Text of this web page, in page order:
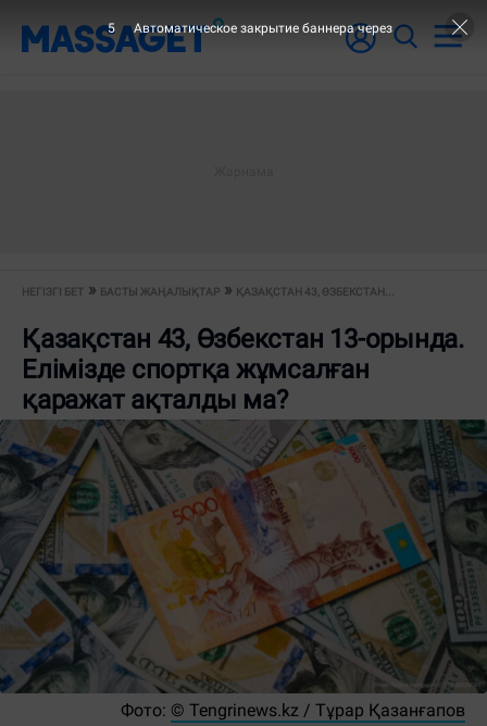
НЕГІЗГІ БЕТ БАСТЫ ЖАҢАЛЫҚТАР ҚАЗАҚСТАН 43, ӨЗБЕКСТАН...
Қазақстан 43, Өзбекстан 13-орында.
Елімізде спортқа жұмсалған
қаражат ақталды ма?
Фото: ©️ Tengrinews.kz / Тұрар Қазанғапов
4 Автоматическое закрытие баннера через